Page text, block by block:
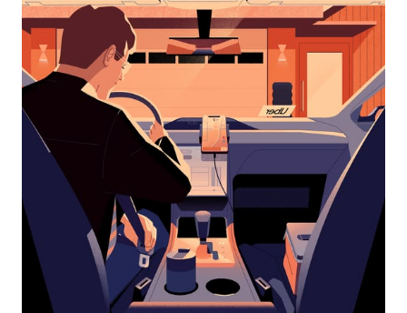
את
לוח
השנה
ולבחור
תאריך.
יש
ללחוץ
על
המקש
את
לוח
השנה.